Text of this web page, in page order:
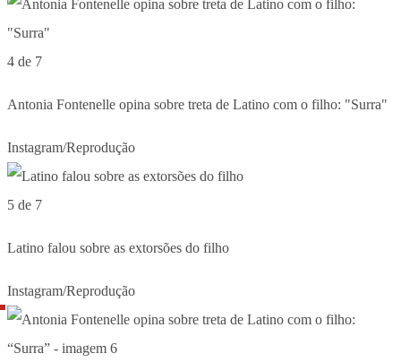
4 de 7
Antonia Fontenelle opina sobre treta de Latino com o filho: "Surra"
Instagram/Reprodução
5 de 7
Latino falou sobre as extorsões do filho
Instagram/Reprodução